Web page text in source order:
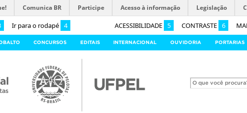
Ir para o rodapé 4 ACESSIBILIDADE 5 CONTRASTE 6
Comunica BR Participe Acesso à informação Legislação
CONCURSOS EDITAIS INTERNACIONAL OUVIDORIA PORTARIAS